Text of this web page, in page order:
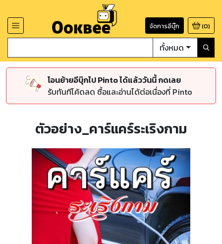
จัดการอีบุ๊ก (0)
ทั้งหมด
โอนย้ายอีบุ๊กไป Pinto ได้แล้ววันนี้ กดเลย
รับทันทีโค้ดลด ซื้อและอ่านได้ต่อเนื่องที่ Pinto
ตัวอย่าง_คาร์แคร์ระเริงกาม